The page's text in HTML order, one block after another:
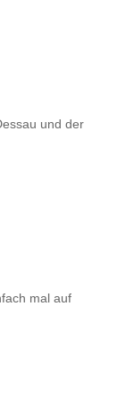
und der
mal auf